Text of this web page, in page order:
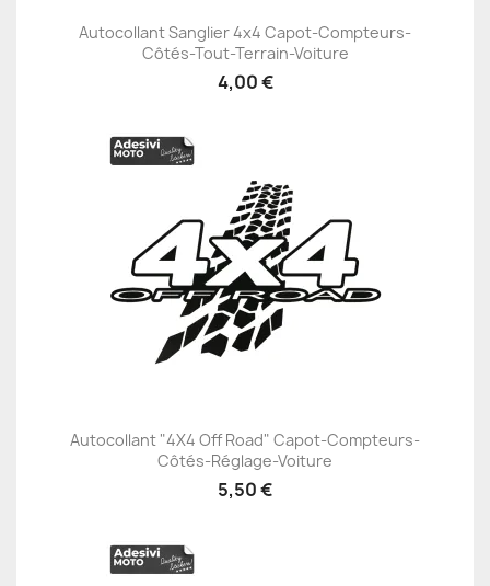
Autocollant Sanglier 4x4 Capot-Compteurs-
Côtés-Tout-Terrain-Voiture
4,00 €
Autocollant "4X4 Off Road" Capot-Compteurs-
Côtés-Réglage-Voiture
5,50 €